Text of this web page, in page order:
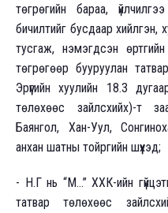
төгрөгийн бараа,
бичилтийг бусдаар хийлгэн,
тусгаж, нэмэгдсэн
төгрөгөөр бууруулан
Эрүүгийн хуулийн 18.3
төлөхөөс зайлсхийх)-т
Баянгол, Хан-Уул,
анхан шатны тойргийн шүүхэд;
- Н.Г нь “М...” ХХК-ийн
татвар төлөхөөс